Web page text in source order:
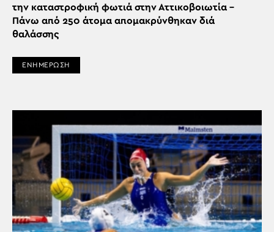
την καταστροφική φωτιά στην Αττικοβοιωτία –
Πάνω από 250 άτομα απομακρύνθηκαν διά
θαλάσσης
ΕΝΗΜΕΡΩΣΗ